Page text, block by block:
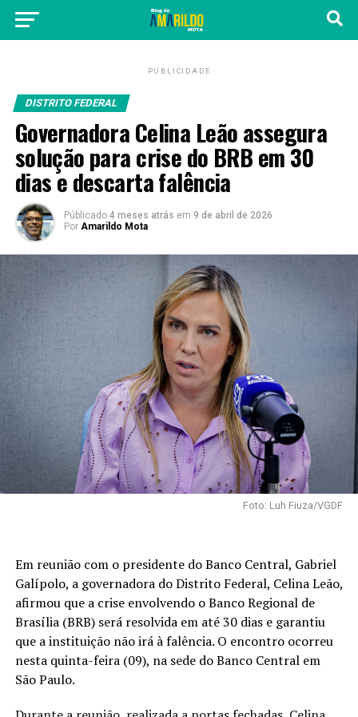
PUBLICIDADE
DISTRITO FEDERAL
Governadora Celina Leão assegura
solução para crise do BRB em 30
dias e descarta falência
Públicado 4 meses atrás em 9 de abril de 2026
Por Amarildo Mota
Foto: Luh Fiuza/VGDF
Em reunião com o presidente do Banco Central, Gabriel
Galípolo, a governadora do Distrito Federal, Celina Leão,
afirmou que a crise envolvendo o Banco Regional de
Brasília (BRB) será resolvida em até 30 dias e garantiu
que a instituição não irá à falência. O encontro ocorreu
nesta quinta-feira (09), na sede do Banco Central em
São Paulo.